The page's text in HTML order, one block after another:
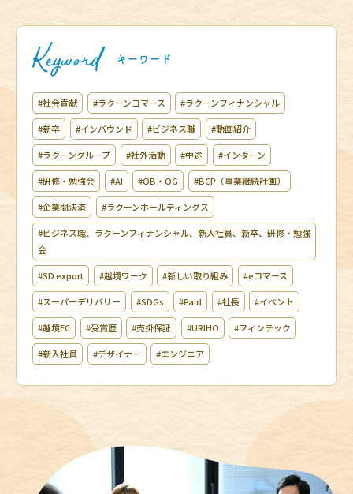
#社会貢献 #ラクーンコマース #ラクーンフィナンシャル
#新卒 #インバウンド #ビジネス職 #動画紹介
#ラクーングループ #社外活動 #中途 #インターン
#研修・勉強会 #AI #OB・OG #BCP（事業継続計画）
#企業間決済 #ラクーンホールディングス
#ビジネス職、ラクーンフィナンシャル、新入社員、新卒、研修・勉強
会
#SD export #越境ワーク #新しい取り組み #eコマース
#スーパーデリバリー #SDGs #Paid #社長 #イベント
#越境EC #受賞歴 #売掛保証 #URIHO #フィンテック
#新入社員 #デザイナー #エンジニア